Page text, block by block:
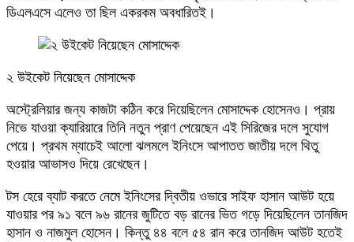
ডিএলএসে এলেও তা ছিল একরকম অবধারিতই।
২ উইকেট নিয়েছেন মোসাদ্দেক
অস্ট্রেলিয়ার জন্য কাজটা কঠিন করে দিয়েছিলেন মোসাদ্দেক হোসেনও। প্রায়
নিভে যাওয়া ক্যারিয়ারে তিনি নতুন প্রাণ পেয়েছেন এই সিরিজের দলে সুযোগ
পেয়ে। প্রথম ম্যাচেই আলো ঝলমলে ইনিংসে আপাতত জাতীয় দলে থিতু
হওয়ার আভাসও দিয়ে রেখেছেন।
টস হেরে ব্যাট করতে নেমে ইনিংসের দ্বিতীয় ওভারে সাইফ হাসান আউট হয়ে
যাওয়ার পর ৯১ বলে ৯৬ রানের জুটিতে বড় রানের ভিত গড়ে দিয়েছিলেন তানজিদ
হাসান ও নাজমুল হোসেন। কিন্তু ৪৪ বলে ৫৪ রান করে তানজিদ আউট হতেই